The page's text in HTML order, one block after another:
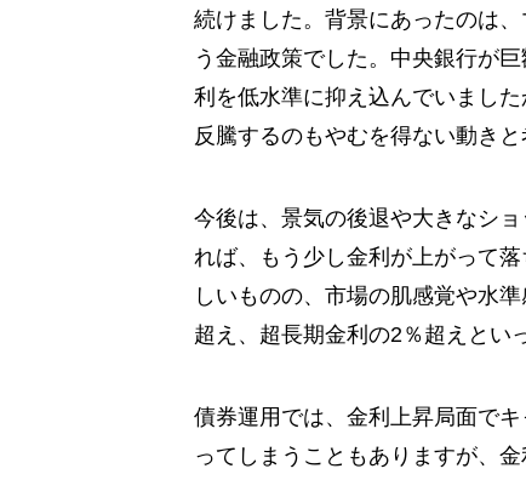
続けました。背景にあったのは
う金融政策でした。中央銀行が
利を低水準に抑え込んでいまし
反騰するのもやむを得ない動きと
今後は、景気の後退や大きなシ
れば、もう少し金利が上がって
しいものの、市場の肌感覚や水
超え、超長期金利の2％超えとい
債券運用では、金利上昇局面で
ってしまうこともありますが、